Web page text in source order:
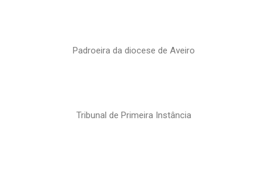
Padroeira da diocese de Aveiro
Tribunal de Primeira Instância